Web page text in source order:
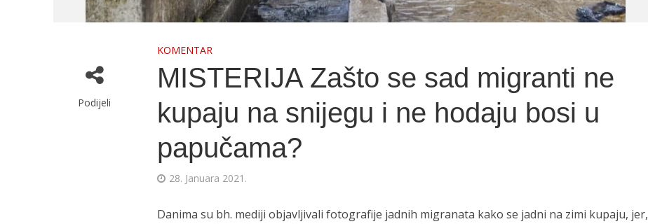
Podijeli
KOMENTAR
MISTERIJA Zašto se sad migranti ne
kupaju na snijegu i ne hodaju bosi u
papučama?
28. Januara 2021.
Danima su bh. mediji objavljivali fotografije jadnih migranata kako se jadni na zimi kupaju, jer,